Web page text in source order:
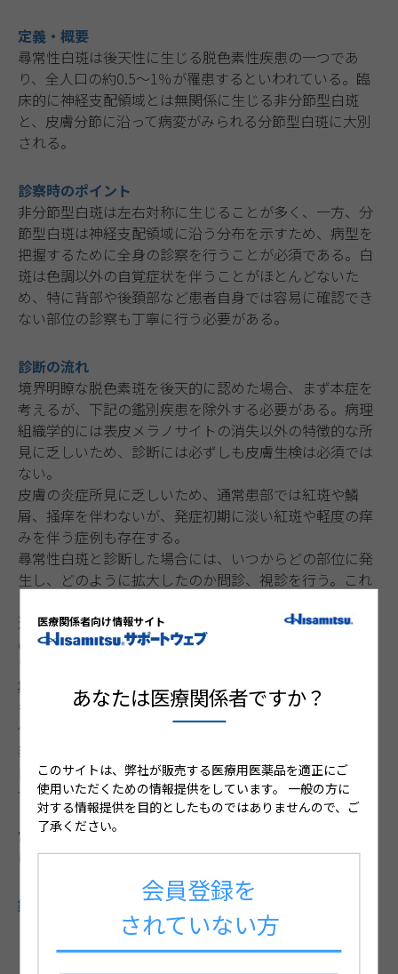
定義・概要
尋常性白斑は後天性に生じる脱色素性疾患の一つであ
り、全人口の約0.5～1％が罹患するといわれている。臨
床的に神経支配領域とは無関係に生じる非分節型白斑
と、皮膚分節に沿って病変がみられる分節型白斑に大別
される。
診察時のポイント
非分節型白斑は左右対称に生じることが多く、一方、分
節型白斑は神経支配領域に沿う分布を示すため、病型を
把握するために全身の診察を行うことが必須である。白
斑は色調以外の自覚症状を伴うことがほとんどないた
め、特に背部や後頚部など患者自身では容易に確認でき
ない部位の診察も丁寧に行う必要がある。
診断の流れ
境界明瞭な脱色素斑を後天的に認めた場合、まず本症を
考えるが、下記の鑑別疾患を除外する必要がある。病理
組織学的には表皮メラノサイトの消失以外の特徴的な所
見に乏しいため、診断には必ずしも皮膚生検は必須では
ない。
皮膚の炎症所見に乏しいため、通常患部では紅斑や鱗
屑、掻痒を伴わないが、発症初期に淡い紅斑や軽度の痒
みを伴う症例も存在する。
尋常性白斑と診断した場合には、いつからどの部位に発
生し、どのように拡大したのか問診、視診を行う。これ
選択する際にも重要となる。20〜30%に家系内発症が認
められるため、家族歴の聴取も忘れないように気をつけ
たい。特に思春期前の小児における尋常性白斑は，思春
期以降の発症例と比較して、ケブネル現象を伴うことが
多く、自然消退傾向を認める例が多く存在し、家族歴を
伴う症例の割合が高いことが報告されている。
非分節型白斑の約20％に甲状腺疾患や円形脱毛症などの
自己免疫疾患の合併がみられるため、視診や問診でその
合併が疑われる場合は血液検査などでその有無を精査す
る。また、皮膚疾患であるアトピー性皮膚炎や乾癬に尋
常性白斑が合併することも多いため、全身の皮膚を丁寧
に確認することが重要である。
鑑別疾患
【Vogt-小柳-原田病】ブドウ膜炎・骨髄炎・難聴を三徴
とし汎発性脱色素斑を生じる。感冒様症状を前駆症状と
して認めることがある。
医療関係者向け情報サイト
あなたは医療関係者ですか？
このサイトは、弊社が販売する医療用医薬品を適正にご
使用いただくための情報提供をしています。 一般の方に
対する情報提供を目的としたものではありませんので、ご
了承ください。
会員登録を
されていない方